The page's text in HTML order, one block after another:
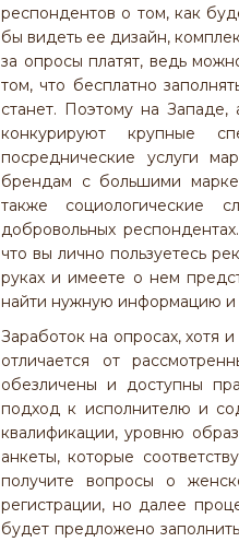
респондентов о том, как
бы видеть ее дизайн,
за опросы платят, ведь
том, что бесплатно
станет. Поэтому на
конкурируют крупные
посреднические услуги
брендам с большими
также социологические
добровольных
что вы лично пользуетесь
руках и имеете о нем
найти нужную информацию и
Заработок на опросах, хотя
отличается от
обезличены и доступны
подход к исполнителю и
квалификации, уровню
анкеты, которые
получите вопросы о
регистрации, но далее
будет предложено